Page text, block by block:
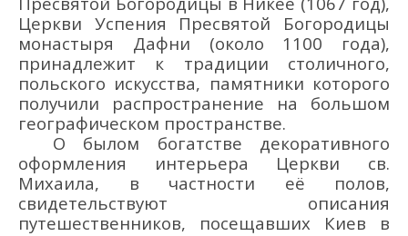
Церкви Успения Пресвятой Богородицы
монастыря Дафни (около 1100 года),
принадлежит к традиции столичного,
польского искусства, памятники которого
получили распространение на большом
географическом пространстве.
О былом богатстве декоративного
оформления интерьера Церкви св.
Михаила, в частности её полов,
свидетельствуют описания
путешественников, посещавших Киев в